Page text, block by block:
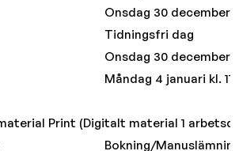
Onsdag 30 december
Tidningsfri dag
Onsdag 30 december
Måndag 4 januari kl. 11
Print (Digitalt material 1
Bokning/